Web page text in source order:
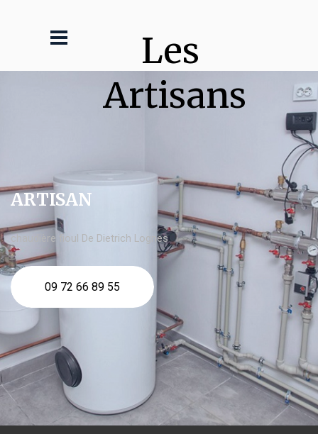
Les
Artisans
ARTISAN
chaudière fioul De Dietrich Lognes
09 72 66 89 55